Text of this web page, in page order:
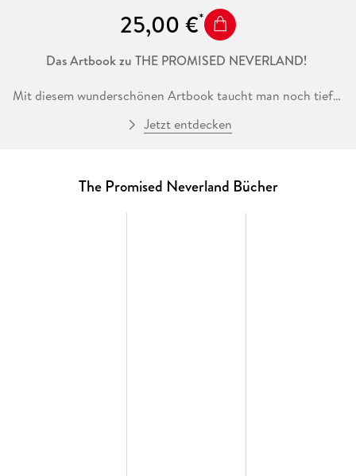
25,00 €
Das Artbook zu THE PROMISED NEVERLAND!
Mit diesem wunderschönen Artbook taucht man noch tiefer
NEVERLAND ein. Mehr als 500 wunderschöne
ihren Bann zu ziehen.
Jetzt entdecken
The Promised Neverland Bücher